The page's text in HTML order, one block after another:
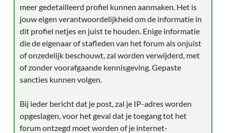
meer gedetailleerd profiel kunnen aanmaken. Het is
jouw eigen verantwoordelijkheid om de informatie in
dit profiel netjes en juist te houden. Enige informatie
die de eigenaar of stafleden van het forum als onjuist
of onzedelijk beschouwt, zal worden verwijderd, met
of zonder voorafgaande kennisgeving. Gepaste
sancties kunnen volgen.
Bij ieder bericht dat je post, zal je IP-adres worden
opgeslagen, voor het geval dat je toegang tot het
forum ontzegd moet worden of je internet-